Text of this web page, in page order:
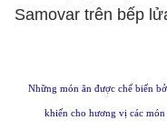
Samovar trên bếp
Những món ăn được chế biến
khiến cho hương vị các